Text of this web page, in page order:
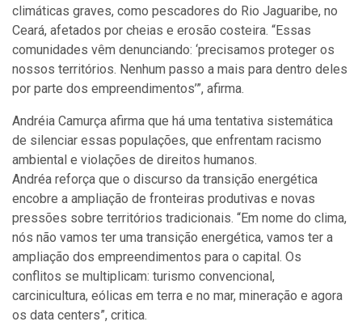
climáticas graves, como pescadores do Rio Jaguaribe, no
Ceará, afetados por cheias e erosão costeira. “Essas
comunidades vêm denunciando: ‘precisamos proteger os
nossos territórios. Nenhum passo a mais para dentro deles
por parte dos empreendimentos’”, afirma.
Andréia Camurça afirma que há uma tentativa sistemática
de silenciar essas populações, que enfrentam racismo
ambiental e violações de direitos humanos.
Andréa reforça que o discurso da transição energética
encobre a ampliação de fronteiras produtivas e novas
pressões sobre territórios tradicionais. “Em nome do clima,
nós não vamos ter uma transição energética, vamos ter a
ampliação dos empreendimentos para o capital. Os
conflitos se multiplicam: turismo convencional,
carcinicultura, eólicas em terra e no mar, mineração e agora
os data centers”, critica.